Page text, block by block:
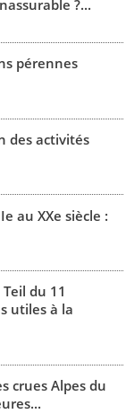
?...
pérennes
des activités
au XXe siècle :
du 11
utiles à la
crues Alpes du